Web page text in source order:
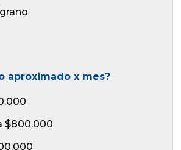
aproximado x mes?
$800.000